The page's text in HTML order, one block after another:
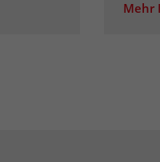
Mehr